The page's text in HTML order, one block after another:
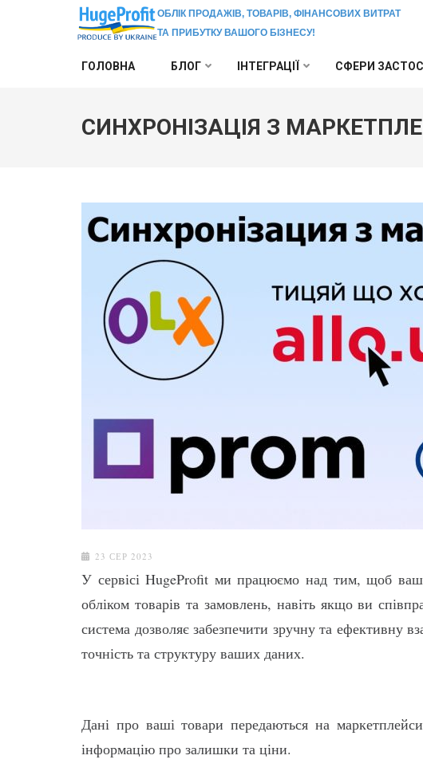
ОБЛІК ПРОДАЖІВ, ТОВАРІВ, ФІНАНСОВИХ ВИТРАТ
ТА ПРИБУТКУ ВАШОГО БІЗНЕСУ!
ГОЛОВНА БЛОГ ІНТЕГРАЦІЇ СФЕРИ
СИНХРОНІЗАЦІЯ З
23 СЕР 2023
У сервісі HugeProfit ми працюємо над тим, щоб
обліком товарів та замовлень, навіть якщо ви
система дозволяє забезпечити зручну та ефективну
точність та структуру ваших даних.
Дані про ваші товари передаються на
інформацію про залишки та ціни.